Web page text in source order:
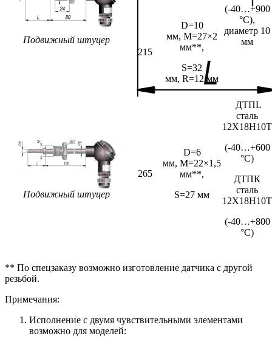
(-40…+900
°С),
диаметр 10
мм
Подвижный штуцер
215
D=10
мм, M=27×2
мм**,
S=32
мм, R=12 мм
Подвижный штуцер
265
D=6
мм, M=22×1,5
мм**,
S=27 мм
ДТПL
сталь
12Х18Н10Т
(-40…+600
°С)
ДТПК
сталь
12Х18Н10Т
(-40…+800
°С)
** По спецзаказу возможно изготовление датчика с другой
резьбой.
Примечания:
Исполнение с двумя чувствительными элементами
возможно для моделей: